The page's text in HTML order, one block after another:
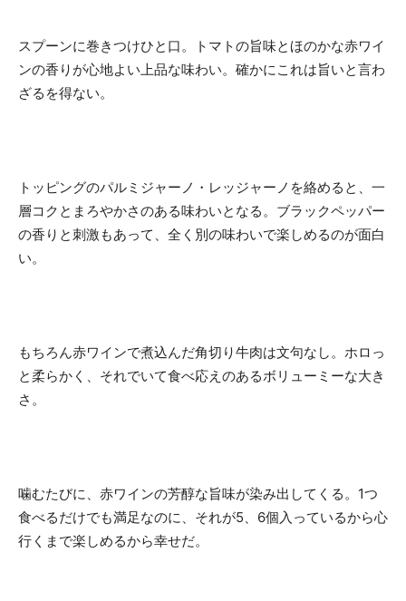
スプーンに巻きつけひと口。トマトの旨味とほのかな赤ワイ
ンの香りが心地よい上品な味わい。確かにこれは旨いと言わ
ざるを得ない。
トッピングのパルミジャーノ・レッジャーノを絡めると、一
層コクとまろやかさのある味わいとなる。ブラックペッパー
の香りと刺激もあって、全く別の味わいで楽しめるのが面白
い。
もちろん赤ワインで煮込んだ角切り牛肉は文句なし。ホロっ
と柔らかく、それでいて食べ応えのあるボリューミーな大き
さ。
噛むたびに、赤ワインの芳醇な旨味が染み出してくる。1つ
食べるだけでも満足なのに、それが5、6個入っているから心
行くまで楽しめるから幸せだ。